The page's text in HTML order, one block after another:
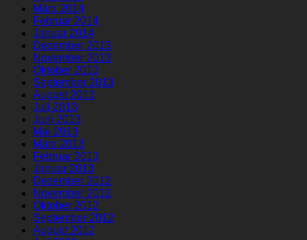
März 2014
Februar 2014
Januar 2014
Dezember 2013
November 2013
Oktober 2013
September 2013
August 2013
Juli 2013
Juni 2013
Mai 2013
März 2013
Februar 2013
Januar 2013
Dezember 2012
November 2012
Oktober 2012
September 2012
August 2012